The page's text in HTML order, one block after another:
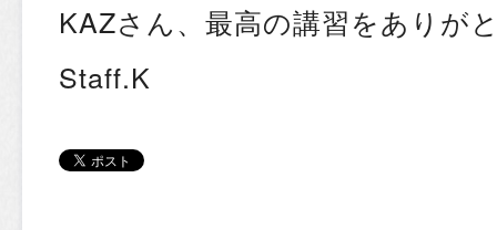
KAZさん、最高の講習をありが
Staff.K